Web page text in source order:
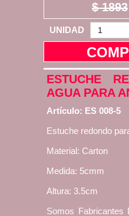
$ 1893
UNIDAD
ESTUCHE
AGUA PARA
Artículo: ES 008-5
Estuche redondo
Material: Carton
Medida: 5cmm
Altura: 3.5cm
Somos